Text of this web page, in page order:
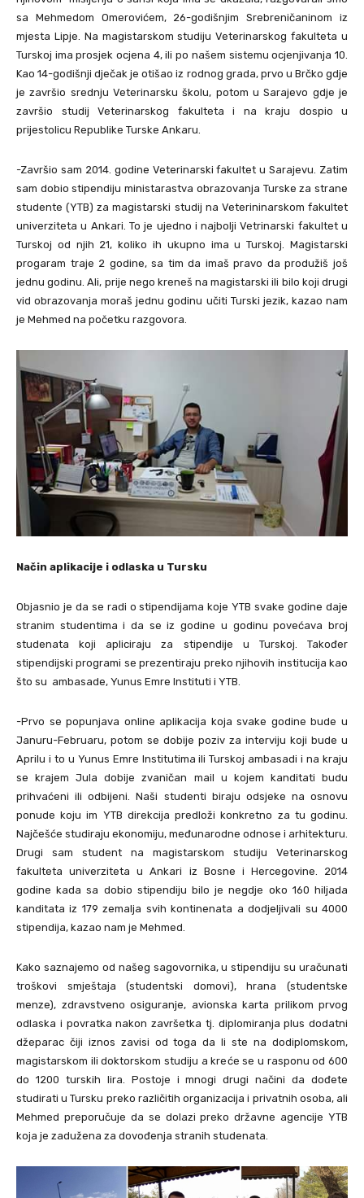
sa Mehmedom Omerovićem, 26-godišnjim Srebreničaninom iz
mjesta Lipje. Na magistarskom studiju Veterinarskog fakulteta u
Turskoj ima prosjek ocjena 4, ili po našem sistemu ocjenjivanja 10.
Kao 14-godišnji dječak je otišao iz rodnog grada, prvo u Brčko gdje
je završio srednju Veterinarsku školu, potom u Sarajevo gdje je
završio studij Veterinarskog fakulteta i na kraju dospio u
prijestolicu Republike Turske Ankaru.
-Završio sam 2014. godine Veterinarski fakultet u Sarajevu. Zatim
sam dobio stipendiju ministarastva obrazovanja Turske za strane
studente (YTB) za magistarski studij na Veterininarskom fakultet
univerziteta u Ankari. To je ujedno i najbolji Vetrinarski fakultet u
Turskoj od njih 21, koliko ih ukupno ima u Turskoj. Magistarski
progaram traje 2 godine, sa tim da imaš pravo da produžiš još
jednu godinu. Ali, prije nego kreneš na magistarski ili bilo koji drugi
vid obrazovanja moraš jednu godinu učiti Turski jezik, kazao nam
je Mehmed na početku razgovora.
Način aplikacije i odlaska u Tursku
Objasnio je da se radi o stipendijama koje YTB svake godine daje
stranim studentima i da se iz godine u godinu povećava broj
studenata koji apliciraju za stipendije u Turskoj. Također
stipendijski programi se prezentiraju preko njihovih institucija kao
što su ambasade, Yunus Emre Instituti i YTB.
-Prvo se popunjava online aplikacija koja svake godine bude u
Januru-Februaru, potom se dobije poziv za interviju koji bude u
Aprilu i to u Yunus Emre Institutima ili Turskoj ambasadi i na kraju
se krajem Jula dobije zvaničan mail u kojem kanditati budu
prihvaćeni ili odbijeni. Naši studenti biraju odsjeke na osnovu
ponude koju im YTB direkcija predloži konkretno za tu godinu.
Najčešće studiraju ekonomiju, međunarodne odnose i arhitekturu.
Drugi sam student na magistarskom studiju Veterinarskog
fakulteta univerziteta u Ankari iz Bosne i Hercegovine. 2014
godine kada sa dobio stipendiju bilo je negdje oko 160 hiljada
kanditata iz 179 zemalja svih kontinenata a dodjeljivali su 4000
stipendija, kazao nam je Mehmed.
Kako saznajemo od našeg sagovornika, u stipendiju su uračunati
troškovi smještaja (studentski domovi), hrana (studentske
menze), zdravstveno osiguranje, avionska karta prilikom prvog
odlaska i povratka nakon završetka tj. diplomiranja plus dodatni
džeparac čiji iznos zavisi od toga da li ste na dodiplomskom,
magistarskom ili doktorskom studiju a kreće se u rasponu od 600
do 1200 turskih lira. Postoje i mnogi drugi načini da dođete
studirati u Tursku preko različitih organizacija i privatnih osoba, ali
Mehmed preporučuje da se dolazi preko državne agencije YTB
koja je zadužena za dovođenja stranih studenata.